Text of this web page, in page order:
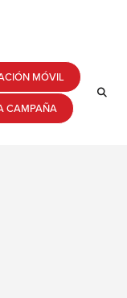
MÓVIL
CAMPAÑA